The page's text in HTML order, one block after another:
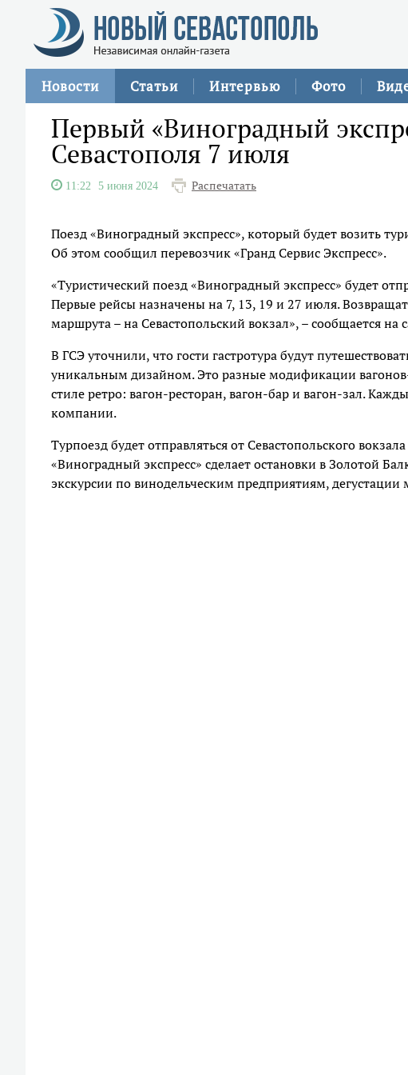
Новости Статьи Интервью Фото
Первый «Виноградный
Севастополя 7 июля
11:22 5 июня 2024 Распечатать
Поезд «Виноградный экспресс», который будет возить
Об этом сообщил перевозчик «Гранд Сервис Экспресс».
«Туристический поезд «Виноградный экспресс» будет
Первые рейсы назначены на 7, 13, 19 и 27 июля.
маршрута – на Севастопольский вокзал», – сообщается на
В ГСЭ уточнили, что гости гастротура будут
уникальным дизайном. Это разные модификации вагонов-
стиле ретро: вагон-ресторан, вагон-бар и вагон-зал.
компании.
Турпоезд будет отправляться от Севастопольского
«Виноградный экспресс» сделает остановки в Золотой
экскурсии по винодельческим предприятиям,